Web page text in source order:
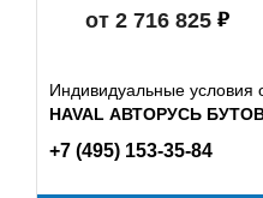
от 2 716 825
Индивидуальные условия
HAVAL АВТОРУСЬ
+7 (495) 153-35-84